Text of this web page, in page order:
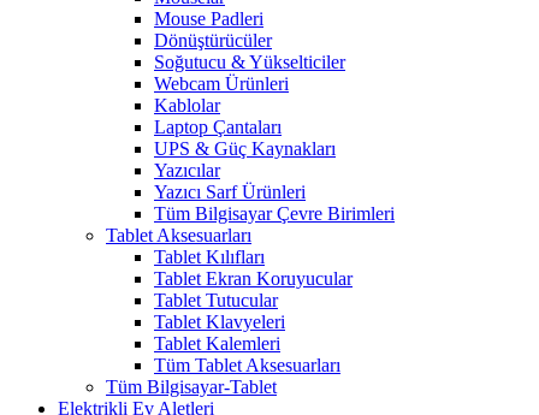
Mouse Padleri
Dönüştürücüler
Soğutucu & Yükselticiler
Webcam Ürünleri
Kablolar
Laptop Çantaları
UPS & Güç Kaynakları
Yazıcılar
Yazıcı Sarf Ürünleri
Tüm Bilgisayar Çevre Birimleri
Tablet Aksesuarları
Tablet Kılıfları
Tablet Ekran Koruyucular
Tablet Tutucular
Tablet Klavyeleri
Tablet Kalemleri
Tüm Tablet Aksesuarları
Tüm Bilgisayar-Tablet
Elektrikli Ev Aletleri